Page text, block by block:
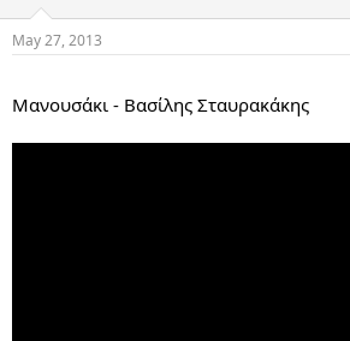
May 27, 2013
Μανουσάκι - Βασίλης Σταυρακάκης